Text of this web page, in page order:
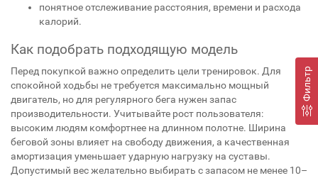
Фильтр
понятное отслеживание расстояния, времени и расхода
калорий.
Как подобрать подходящую модель
Перед покупкой важно определить цели тренировок. Для
спокойной ходьбы не требуется максимально мощный
двигатель, но для регулярного бега нужен запас
производительности. Учитывайте рост пользователя:
высоким людям комфортнее на длинном полотне. Ширина
беговой зоны влияет на свободу движения, а качественная
амортизация уменьшает ударную нагрузку на суставы.
Допустимый вес желательно выбирать с запасом не менее 10–